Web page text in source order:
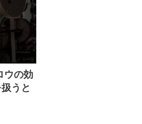
ウの効
うと